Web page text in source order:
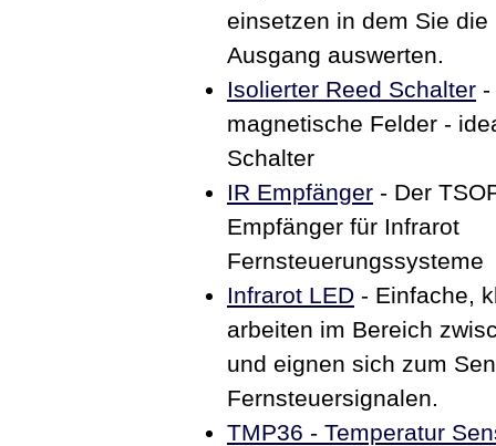
einsetzen in dem Sie die
Ausgang auswerten.
Isolierter Reed Schalter -
magnetische Felder -
Schalter
IR Empfänger - Der
Empfänger für Infrarot
Fernsteuerungssysteme
Infrarot LED - Einfache,
arbeiten im Bereich
und eignen sich zum
Fernsteuersignalen.
TMP36 - Temperatur